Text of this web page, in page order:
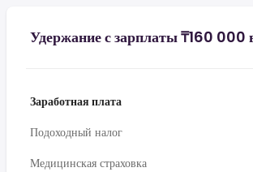
Удержание с зарплаты ₸160 000
Заработная плата
Подоходный налог
Медицинская страховка